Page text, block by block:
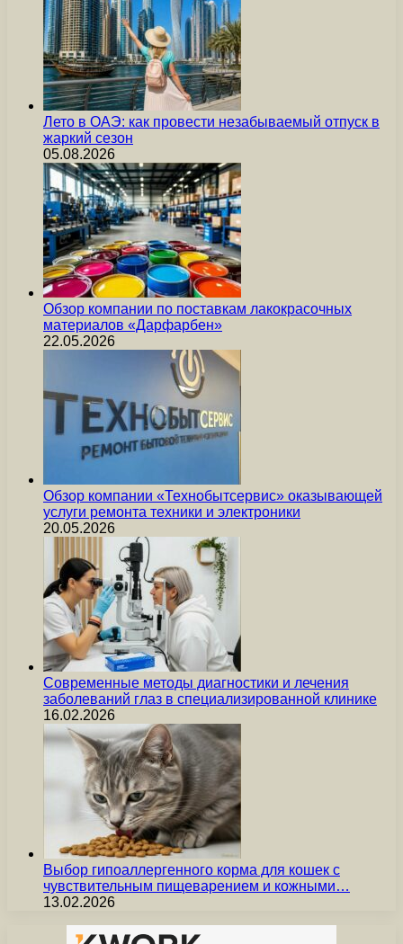
Лето в ОАЭ: как провести незабываемый отпуск в
жаркий сезон
05.08.2026
Обзор компании по поставкам лакокрасочных
материалов «Дарфарбен»
22.05.2026
Обзор компании «Технобытсервис» оказывающей
услуги ремонта техники и электроники
20.05.2026
Современные методы диагностики и лечения
заболеваний глаз в специализированной клинике
16.02.2026
Выбор гипоаллергенного корма для кошек с
чувствительным пищеварением и кожными…
13.02.2026